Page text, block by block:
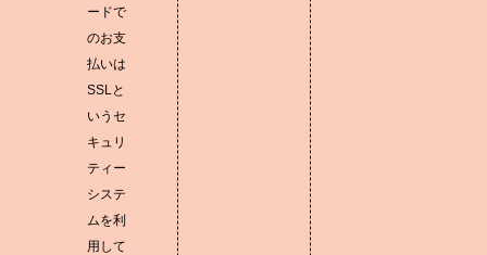
ードで
のお支
払いは
SSLと
いうセ
キュリ
ティー
システ
ムを利
用して